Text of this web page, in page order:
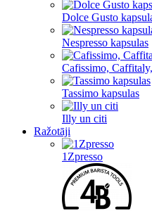
Dolce Gusto
Nespresso kapsulas
Cafissimo,
Tassimo kapsulas
Illy un citi
Ražotāji
1Zpresso